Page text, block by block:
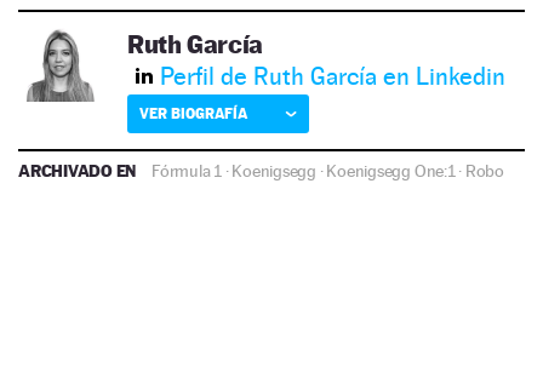
Ruth García
Perfil de Ruth García en Linkedin
VER BIOGRAFÍA
ARCHIVADO EN Fórmula 1·Koenigsegg ·Koenigsegg One:1· Robo